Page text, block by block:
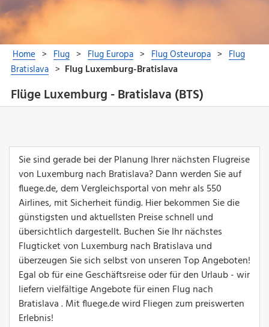
Flüge Luxemburg - Bratislava (BTS)
Sie sind gerade bei der Planung Ihrer nächsten Flugreise
von Luxemburg nach Bratislava? Dann werden Sie auf
fluege.de, dem Vergleichsportal von mehr als 550
Airlines, mit Sicherheit fündig. Hier bekommen Sie die
günstigsten und aktuellsten Preise schnell und
übersichtlich dargestellt. Buchen Sie Ihr nächstes
Flugticket von Luxemburg nach Bratislava und
überzeugen Sie sich selbst von unseren Top Angeboten!
Egal ob für eine Geschäftsreise oder für den Urlaub - wir
liefern vielfältige Angebote für einen Flug nach
Bratislava . Mit fluege.de wird Fliegen zum preiswerten
Erlebnis!